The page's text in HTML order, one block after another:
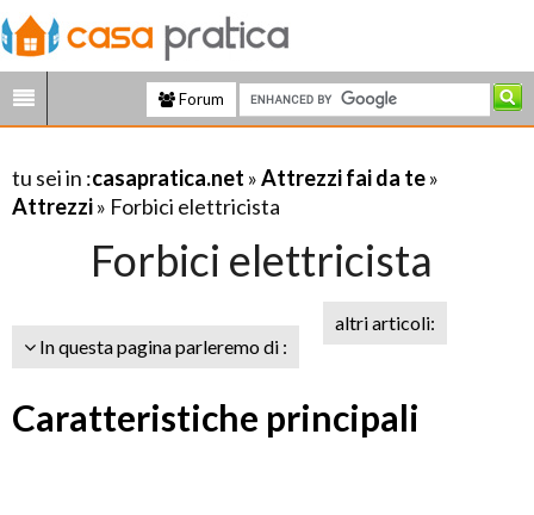
Forum
tu sei in :casapratica.net »Attrezzi fai da te»
Attrezzi» Forbici elettricista
Forbici elettricista
In questa pagina parleremo di :
altri articoli:
Caratteristiche principali